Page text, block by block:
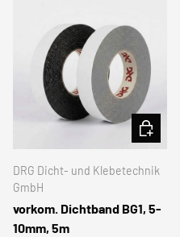
DRG Dicht- und Klebetechnik
GmbH
vorkom. Dichtband BG1, 5-
10mm, 5m